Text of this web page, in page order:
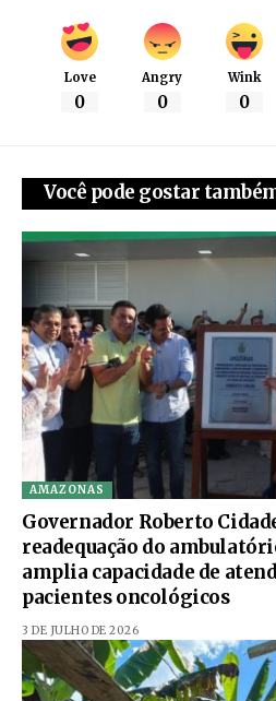
Love
0
Angry
0
Wink
0
Você pode gostar
AMAZONAS
Governador Roberto
readequação do
amplia capacidade de
pacientes oncológicos
3 DE JULHO DE 2026